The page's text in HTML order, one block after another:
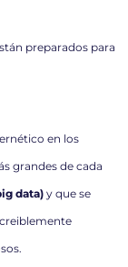
preparados para
en los
grandes de cada
data) y que se